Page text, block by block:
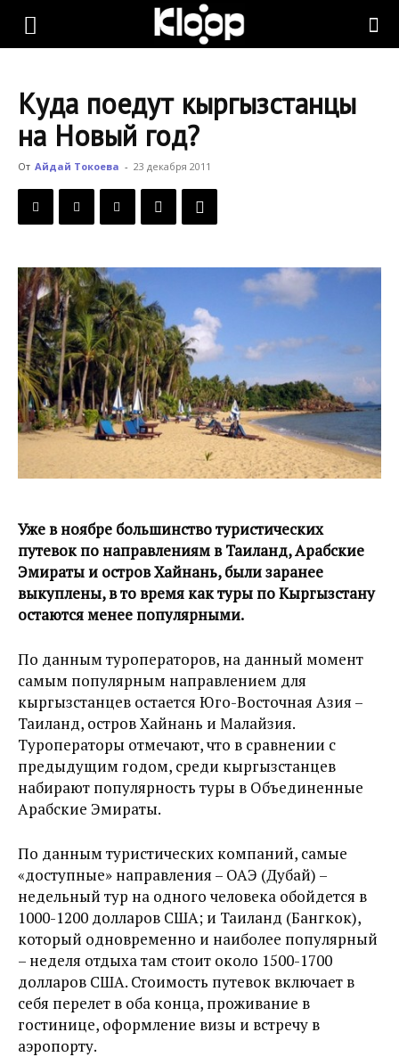
KLOOP.KG
Новости
Куда поедут кыргызстанцы
на Новый год?
От Айдай Токоева - 23 декабря 2011
Уже в ноябре большинство туристических
путевок по направлениям в Таиланд, Арабские
Эмираты и остров Хайнань, были заранее
выкуплены, в то время как туры по Кыргызстану
остаются менее популярными.
По данным туроператоров, на данный момент
самым популярным направлением для
кыргызстанцев остается Юго-Восточная Азия –
Таиланд, остров Хайнань и Малайзия.
Туроператоры отмечают, что в сравнении с
предыдущим годом, среди кыргызстанцев
набирают популярность туры в Объединенные
Арабские Эмираты.
По данным туристических компаний, самые
«доступные» направления – ОАЭ (Дубай) –
недельный тур на одного человека обойдется в
1000-1200 долларов США; и Таиланд (Бангкок),
который одновременно и наиболее популярный
– неделя отдыха там стоит около 1500-1700
долларов США. Стоимость путевок включает в
себя перелет в оба конца, проживание в
гостинице, оформление визы и встречу в
аэропорту.